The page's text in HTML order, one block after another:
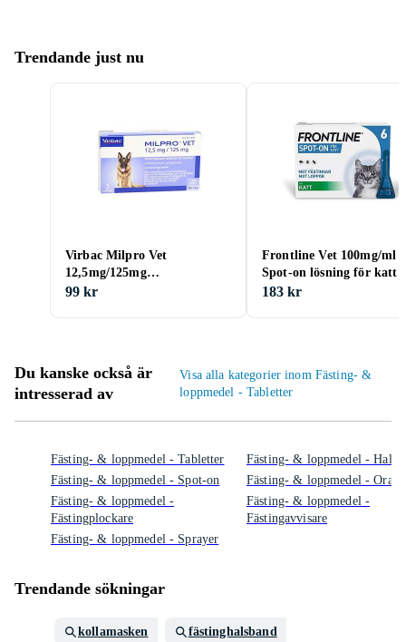
Trendande just nu
Virbac Milpro Vet
12,5mg/125mg
Filmdragerade Tabletter för
99 kr
Frontline Vet 100mg/ml
Spot-on lösning för katt
0,5ml
183 kr
Du kanske också är
intresserad av
Visa alla kategorier inom Fästing- &
loppmedel - Tabletter
Fästing- & loppmedel - Tabletter
Fästing- & loppmedel - Spot-on
Fästing- & loppmedel -
Fästingplockare
Fästing- & loppmedel - Sprayer
Fästing- & loppmedel -
Fästing- & loppmedel - Oral
Fästing- & loppmedel -
Fästingavvisare
Trendande sökningar
kollamasken fästinghalsband